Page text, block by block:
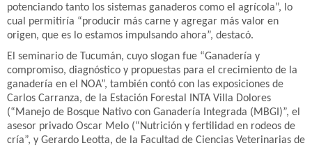
potenciando tanto los sistemas ganaderos como el agrícola”, lo
cual permitiría “producir más carne y agregar más valor en
origen, que es lo estamos impulsando ahora”, destacó.
El seminario de Tucumán, cuyo slogan fue “Ganadería y
compromiso, diagnóstico y propuestas para el crecimiento de la
ganadería en el NOA”, también contó con las exposiciones de
Carlos Carranza, de la Estación Forestal INTA Villa Dolores
(“Manejo de Bosque Nativo con Ganadería Integrada (MBGI)”, el
asesor privado Oscar Melo (“Nutrición y fertilidad en rodeos de
cría”, y Gerardo Leotta, de la Facultad de Ciencias Veterinarias de